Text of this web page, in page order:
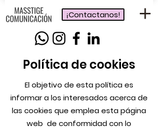
¡Contactanos!
Política de cookies
El objetivo de esta política es
informar a los interesados acerca de
las cookies que emplea esta página
web de conformidad con lo